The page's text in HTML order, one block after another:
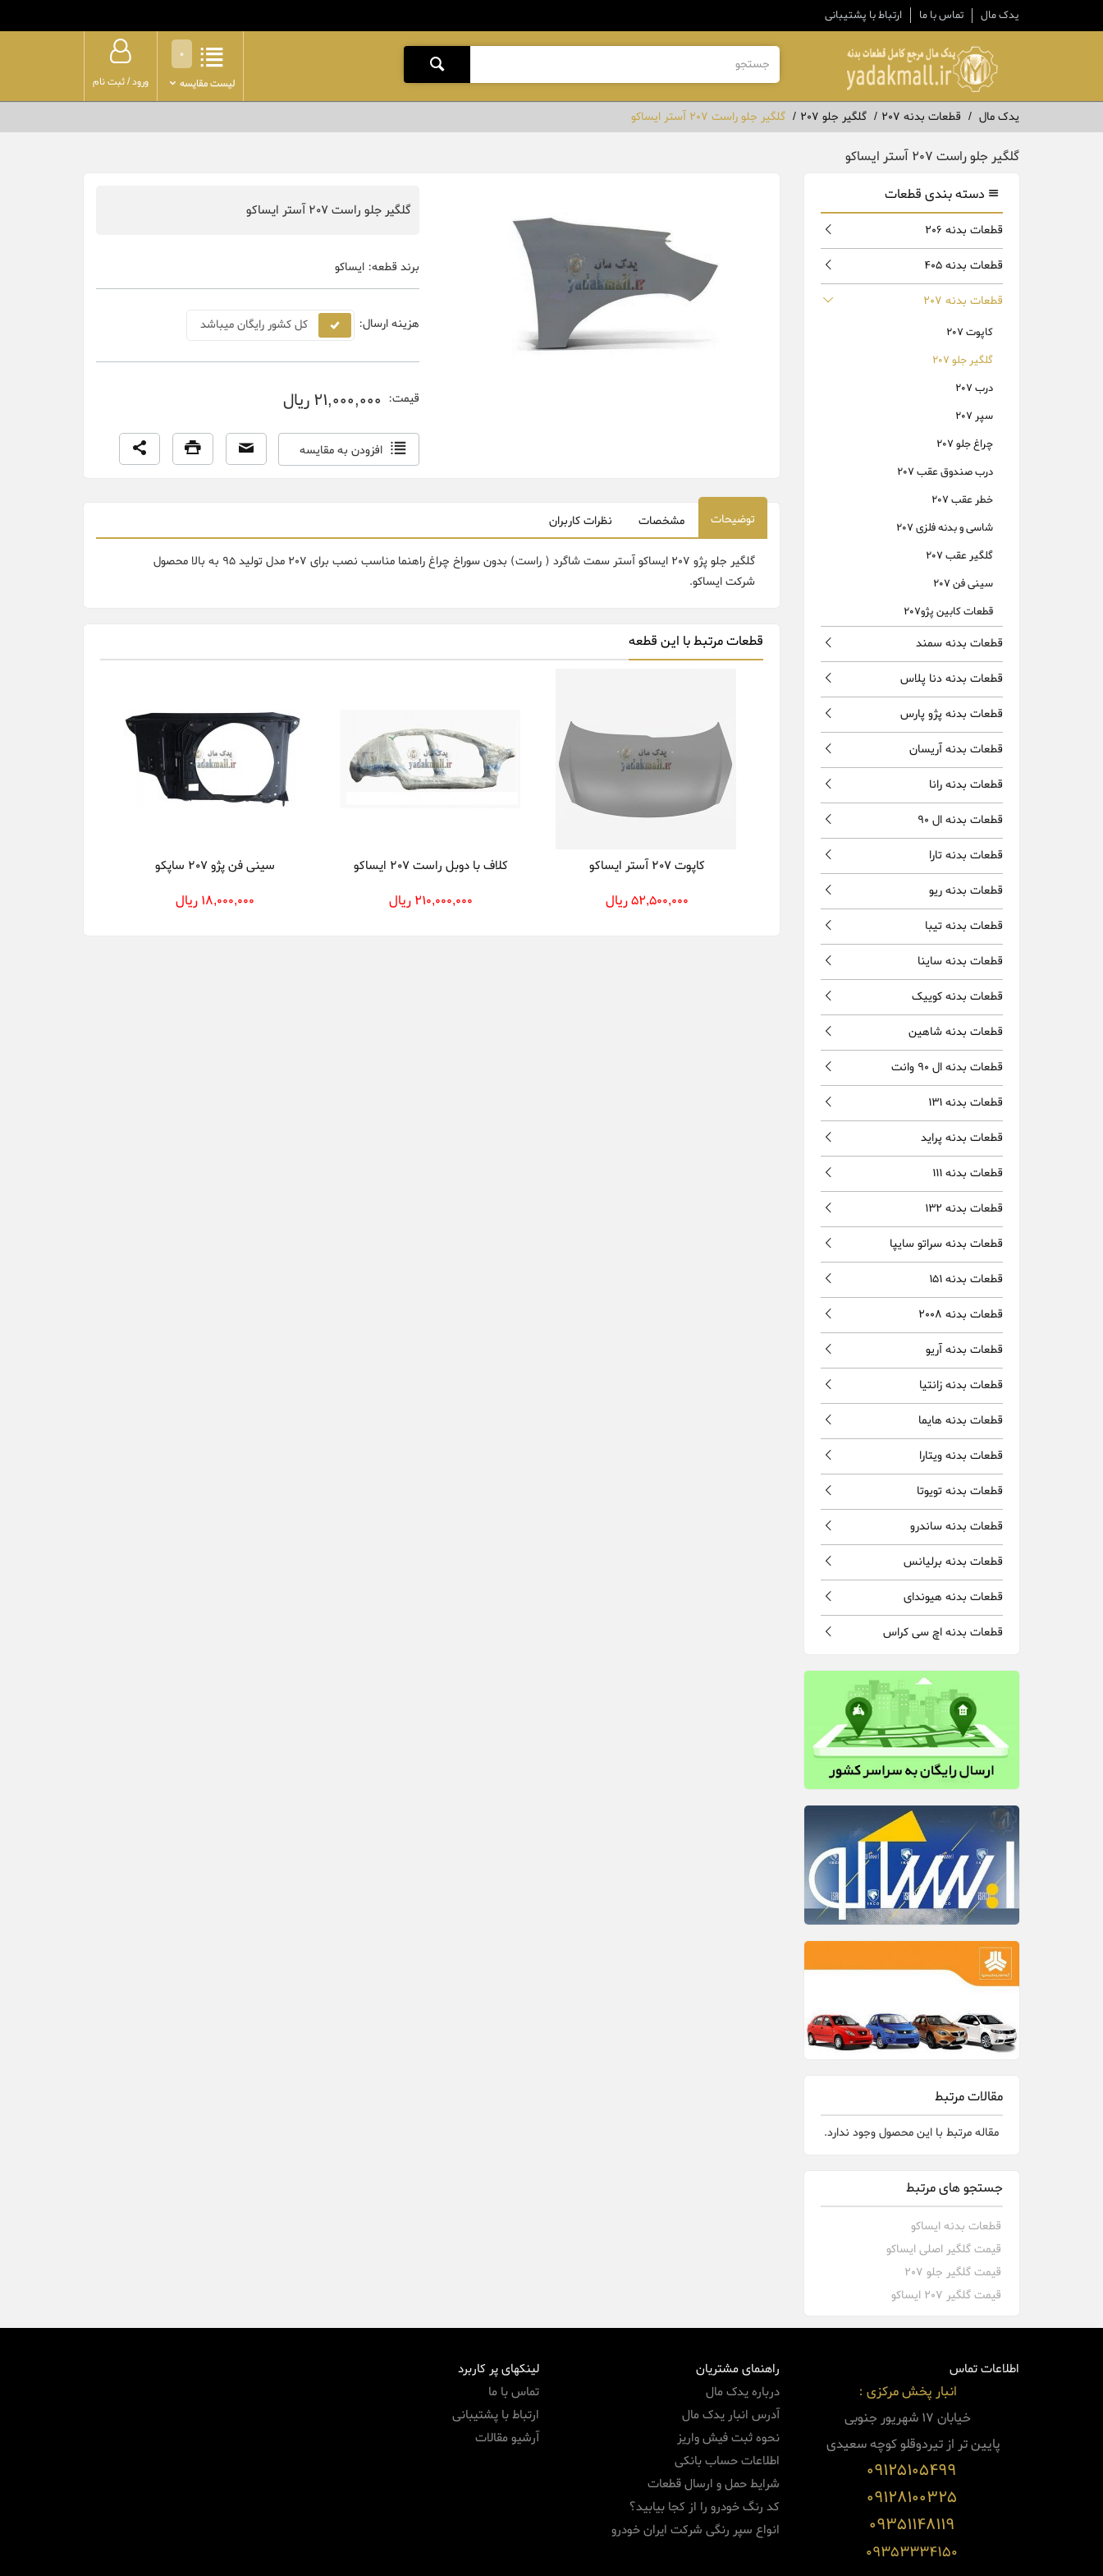
یدک مال تماس با ما ارتباط با پشتیبانی
ورود/ثبت نام
0
لیست مقایسه
یدک مال قطعات بدنه 207 گلگیر جلو 207 گلگیر جلو راست 207 آستر ایساکو
گلگیر جلو راست 207 آستر ایساکو
گلگیر جلو راست 207 آستر ایساکو
برند قطعه:ایساکو
هزینه ارسال: کل کشور رایگان میباشد
قیمت: 21,000,000 ریال
افزودن به مقایسه
توضیحات مشخصات نظرات کاربران
گلگیر جلو پژو 207 ایساکو آستر سمت شاگرد ( راست) بدون سوراخ چراغ راهنما مناسب نصب برای 207 مدل تولید 95 به بالا محصول
شرکت ایساکو.
قطعات مرتبط با این قطعه
کاپوت 207 آستر ایساکو
52,500,000 ریال
کلاف با دوبل راست 207 ایساکو
210,000,000 ریال
سینی فن پژو 207 ساپکو
18,000,000 ریال
دسته بندی قطعات
قطعات بدنه 206
قطعات بدنه 405
قطعات بدنه 207
کاپوت 207
گلگیر جلو 207
درب 207
سپر 207
چراغ جلو 207
درب صندوق عقب 207
خطر عقب 207
شاسی و بدنه فلزی 207
گلگیر عقب 207
سینی فن 207
قطعات کابین پژو207
قطعات بدنه سمند
قطعات بدنه دنا پلاس
قطعات بدنه پژو پارس
قطعات بدنه آریسان
قطعات بدنه رانا
قطعات بدنه ال 90
قطعات بدنه تارا
قطعات بدنه ریو
قطعات بدنه تیبا
قطعات بدنه ساینا
قطعات بدنه کوییک
قطعات بدنه شاهین
قطعات بدنه ال 90 وانت
قطعات بدنه 131
قطعات بدنه پراید
قطعات بدنه 111
قطعات بدنه 132
قطعات بدنه سراتو سایپا
قطعات بدنه 151
قطعات بدنه 2008
قطعات بدنه آریو
قطعات بدنه زانتیا
قطعات بدنه هایما
قطعات بدنه ویتارا
قطعات بدنه تویوتا
قطعات بدنه ساندرو
قطعات بدنه برلیانس
قطعات بدنه هیوندای
قطعات بدنه اچ سی کراس
مقالات مرتبط
مقاله مرتبط با این محصول وجود ندارد.
جستجو های مرتبط
قطعات بدنه ایساکو
قیمت گلگیر اصلی ایساکو
قیمت گلگیر جلو 207
قیمت گلگیر 207 ایساکو
اطلاعات تماس
انبار پخش مرکزی :
خیابان 17 شهریور جنوبی
پایینتر از تیردوقلو کوچه سعیدی
09125105499
09128100325
09351148119
09353334150
راهنمای مشتریان
درباره یدک مال
آدرس انبار یدک مال
نحوه ثبت فیش واریز
اطلاعات حساب بانکی
شرایط حمل و ارسال قطعات
کد رنگ خودرو را از کجا بیابید؟
انواع سپر رنگی شرکت ایران خودرو
لینکهای پر کاربرد
تماس با ما
ارتباط با پشتیبانی
آرشیو مقالات